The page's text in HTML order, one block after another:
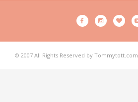
© 2007 All Rights Reserved by Tommytott.com